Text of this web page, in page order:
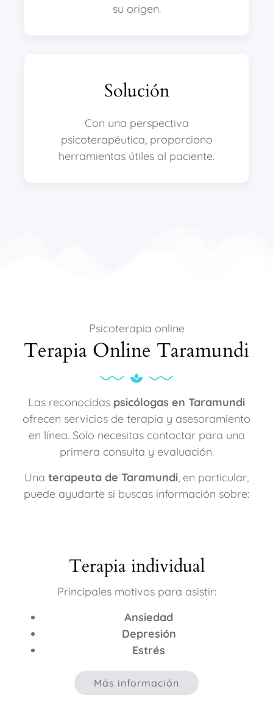
su origen.
Solución
Con una perspectiva
psicoterapéutica, proporciono
herramientas útiles al paciente.
Psicoterapia online
Terapia Online Taramundi
Las reconocidas psicólogas en Taramundi
ofrecen servicios de terapia y asesoramiento
en línea. Solo necesitas contactar para una
primera consulta y evaluación.
Una terapeuta de Taramundi, en particular,
puede ayudarte si buscas información sobre:
Terapia individual
Principales motivos para asistir:
Ansiedad
Depresión
Estrés
Más información